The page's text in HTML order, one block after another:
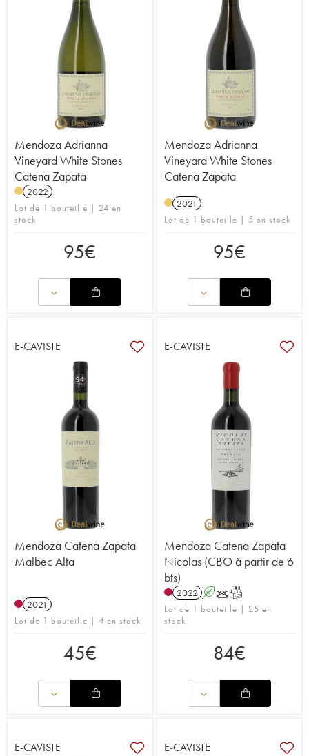
Mendoza Adrianna
Vineyard White Stones
Catena Zapata
2022
Lot de 1 bouteille | 24 en
stock
95€
Mendoza Adrianna
Vineyard White Stones
Catena Zapata
2021
Lot de 1 bouteille | 5 en stock
95€
E-CAVISTE
Mendoza Catena Zapata
Malbec Alta
2021
Lot de 1 bouteille | 4 en stock
45€
E-CAVISTE
Mendoza Catena Zapata
Nicolas (CBO à partir de 6
bts)
2022 AKT
Lot de 1 bouteille | 25 en
stock
84€
E-CAVISTE E-CAVISTE